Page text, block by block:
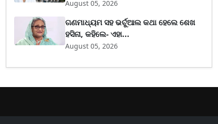
August 05, 2026
ଗଣମାଧ୍ୟମ ସହ ଭର୍ଚୁଆଲ କଥା ହେଲେ ଶେଖ
ହସିନା, କହିଲେ- ଏହା...
August 05, 2026